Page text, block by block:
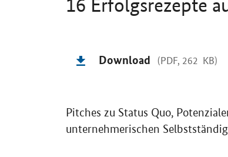
16 Erfolgsrezepte
Download (PDF, 262 KB)
Pitches zu Status Quo,
unternehmerischen